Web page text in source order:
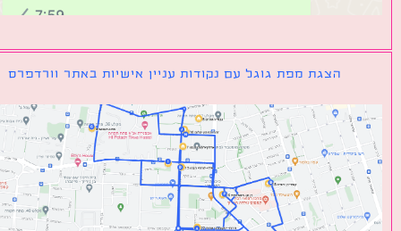
הצגת מפת גוגל עם נקודות עניין אישיות באתר וורדפרס